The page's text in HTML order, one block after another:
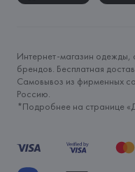
Интернет-магазин одежды,
брендов. Бесплатная
Самовывоз из фирменных
Россию.
*Подробнее на странице «